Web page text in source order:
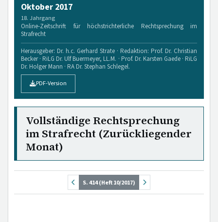
Oktober 2017
18. Jahrgang
Online-Zeitschrift für höchstrichterliche Rechtsprechung im
Strafrecht
Herausgeber: Dr. h.c. Gerhard Strate · Redaktion: Prof. Dr. Christian
Becker · RiLG Dr. Ulf Buermeyer, LL.M. · Prof. Dr. Karsten Gaede · RiLG
Dr. Holger Mann · RA Dr. Stephan Schlegel.
PDF-Version
Vollständige Rechtsprechung
im Strafrecht (Zurückliegender
Monat)
S. 414 (Heft 10/2017)